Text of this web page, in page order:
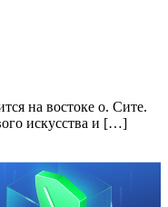
на востоке о. Сите.
искусства и […]